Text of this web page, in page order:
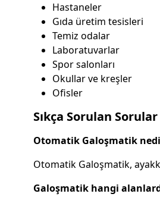
Hastaneler
Gıda üretim tesisleri
Temiz odalar
Laboratuvarlar
Spor salonları
Okullar ve kreşler
Ofisler
Sıkça Sorulan Sorular
Otomatik Galoşmatik
Otomatik Galoşmatik,
Galoşmatik hangi